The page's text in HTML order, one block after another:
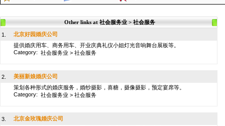
Other links at 社会服务业 > 社会服务
1.
北京好园婚庆公司
提供婚庆用车、商务用车、开业庆典礼仪小姐灯光音响舞台展板等。
Category: 社会服务业 > 社会服务
2.
美丽新娘婚庆公司
策划各种形式的婚庆服务，婚纱摄影，喜糖，摄像摄影，预定宴席等。
Category: 社会服务业 > 社会服务
3.
北京金玫瑰婚庆公司